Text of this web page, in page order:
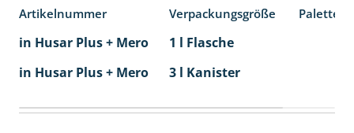
Artikelnummer Verpackungsgröße
in Husar Plus + Mero
1 l Flasche
in Husar Plus + Mero
3 l Kanister